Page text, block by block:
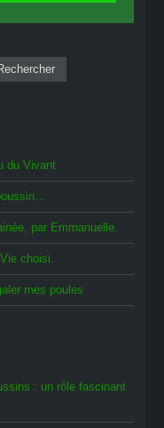
du Vivant
par Emmanuelle.
choisi.
mes poules
: un rôle fascinant